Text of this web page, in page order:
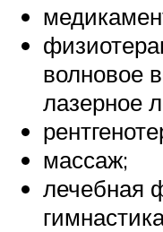
волновое
лазерное
массаж;
лечебная